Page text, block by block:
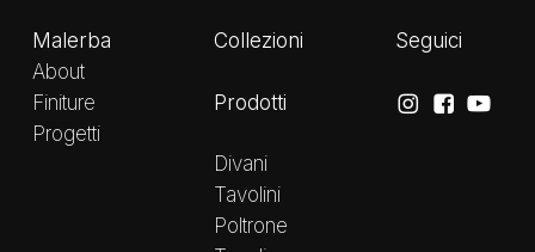
Malerba
About
Finiture
Progetti
Collezioni
Prodotti
Divani
Tavolini
Poltrone
Seguici